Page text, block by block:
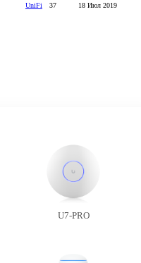
UniFi 37
18 Июл 2019
U7-PRO